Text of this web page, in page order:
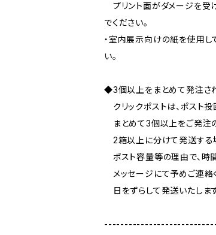
プリント面がダメージを受
でください。
・室内展示向けの紙を使用し
い。
◆3個以上をまとめて発注さ
クリックポストは、ポスト投
まとめて3個以上をご発注
2箱以上に分けて発送する
ポスト容量等の理由で、時
メッセージにて予めご連絡
日をずらして発送いたします